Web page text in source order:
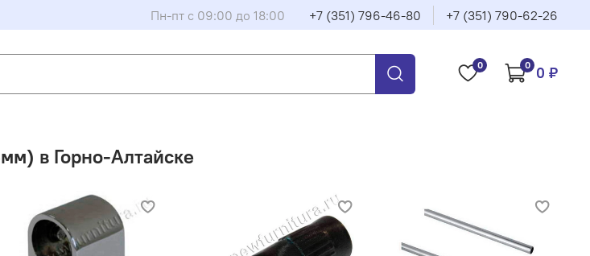
Пн-пт с 09:00 до 18:00 +7 (351) 796-46-80 +7 (351) 790-62-26
0 0 0 ₽
в Горно-Алтайске